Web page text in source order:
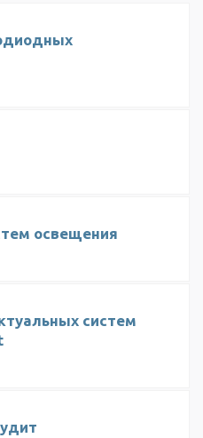
освещения
систем